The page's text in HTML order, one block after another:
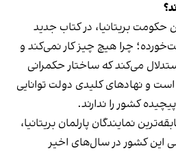
بریتانیا، در کتاب جدید
چرا هیچ چیز کار نمی‌کند و
می‌کند که ساختار حکمرانی
و نهادهای کلیدی دولت توانایی
کشور را ندارند.
نمایندگان پارلمان بریتانیا،
این کشور در سال‌های اخیر